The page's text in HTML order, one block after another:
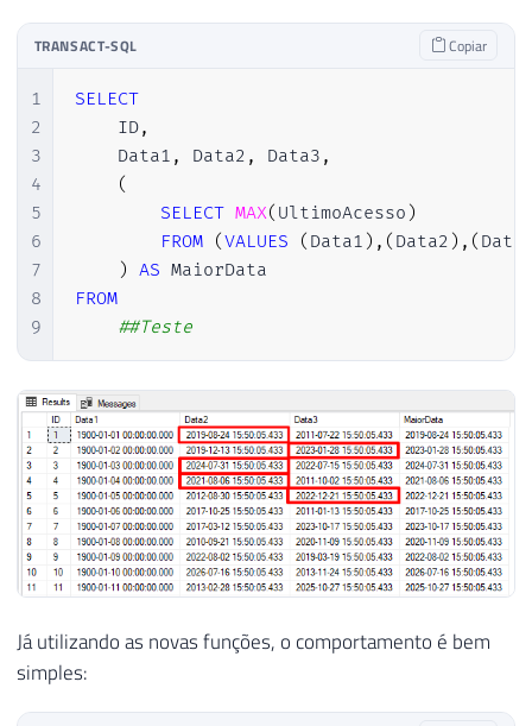
TRANSACT-SQL Copiar
1
2
3
4
5
6
7
8
9
SELECT
    ID
,
    Data1
, Data2 , Data3 ,
(
SELECT MAX( UltimoAcesso )
FROM
(VALUES ( Data1 ) , ( Data2 ) , (
) AS
FROM
##Teste
Já utilizando as novas funções, o comportamento é bem
simples: